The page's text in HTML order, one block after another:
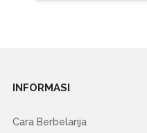
INFORMASI
Cara Berbelanja